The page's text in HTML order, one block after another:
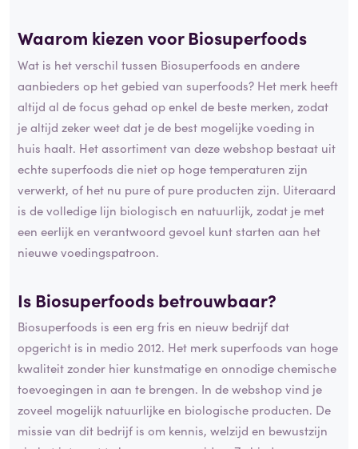
Waarom kiezen voor Biosuperfoods
Wat is het verschil tussen Biosuperfoods en andere
aanbieders op het gebied van superfoods? Het merk heeft
altijd al de focus gehad op enkel de beste merken, zodat
je altijd zeker weet dat je de best mogelijke voeding in
huis haalt. Het assortiment van deze webshop bestaat uit
echte superfoods die niet op hoge temperaturen zijn
verwerkt, of het nu pure of pure producten zijn. Uiteraard
is de volledige lijn biologisch en natuurlijk, zodat je met
een eerlijk en verantwoord gevoel kunt starten aan het
nieuwe voedingspatroon.
Is Biosuperfoodsbetrouwbaar?
Biosuperfoods is een erg fris en nieuw bedrijf dat
opgericht is in medio 2012. Het merk superfoods van hoge
kwaliteit zonder hier kunstmatige en onnodige chemische
toevoegingen in aan te brengen. In de webshop vind je
zoveel mogelijk natuurlijke en biologische producten. De
missie van dit bedrijf is om kennis, welzijd en bewustzijn